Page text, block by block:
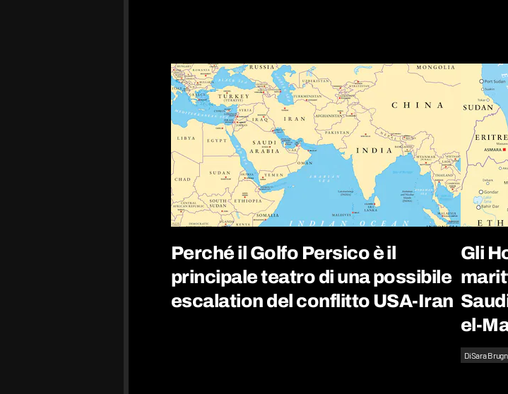
Perché il Golfo Persico è il
principale teatro di una possibile
escalation del conflitto USA-Iran
Gli
el-
DiSara